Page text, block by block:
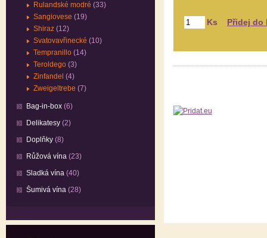
Rulandské modré (33)
Sangiovese (19)
Shiraz (12)
Svatovavřinecké (10)
Tempranillo (14)
Teroldego (3)
Zinfandel (4)
Zweigeltrebe (7)
Bag-in-box (6)
Delikatesy (2)
Doplňky (8)
Růžová vína (23)
Sladká vína (40)
Šumivá vína (28)
Ks